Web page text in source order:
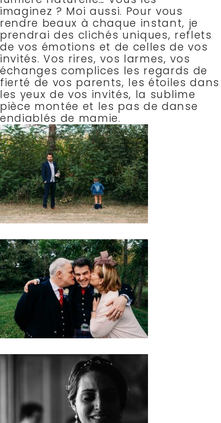
imaginez ? Moi aussi. Pour vous
rendre beaux à chaque instant, je
prendrai des clichés uniques, reflets
de vos émotions et de celles de vos
invités. Vos rires, vos larmes, vos
échanges complices les regards de
fierté de vos parents, les étoiles dans
les yeux de vos invités, la sublime
pièce montée et les pas de danse
endiablés de mamie.